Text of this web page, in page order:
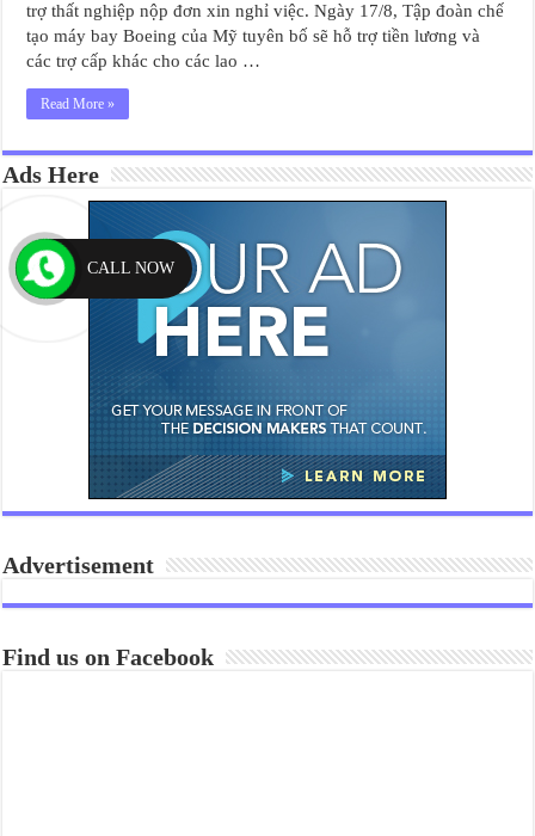
trợ thất nghiệp nộp đơn xin nghỉ việc. Ngày 17/8, Tập đoàn chế
tạo máy bay Boeing của Mỹ tuyên bố sẽ hỗ trợ tiền lương và
các trợ cấp khác cho các lao …
Read More »
Ads Here
Advertisement
Find us on Facebook
CALL NOW